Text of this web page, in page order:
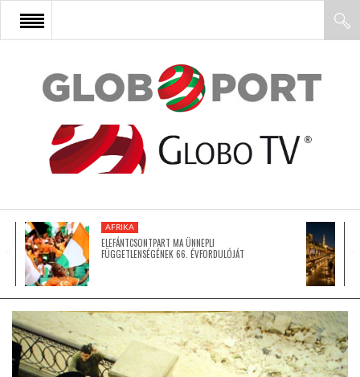
FŐOLDAL
AFRIKA
ÁZSIA
LATIN-AMERIKA
AFRIKA
ELEFÁNTCSONTPART MA ÜNNEPLI
FÜGGETLENSÉGÉNEK 66. ÉVFORDULÓJÁT